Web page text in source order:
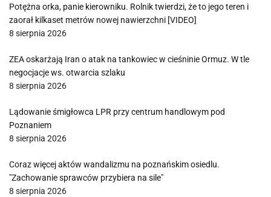
Potężna orka, panie kierowniku. Rolnik twierdzi, że to jego teren i
zaorał kilkaset metrów nowej nawierzchni [VIDEO]
8 sierpnia 2026
ZEA oskarżają Iran o atak na tankowiec w cieśninie Ormuz. W tle
negocjacje ws. otwarcia szlaku
8 sierpnia 2026
Lądowanie śmigłowca LPR przy centrum handlowym pod
Poznaniem
8 sierpnia 2026
Coraz więcej aktów wandalizmu na poznańskim osiedlu.
"Zachowanie sprawców przybiera na sile"
8 sierpnia 2026